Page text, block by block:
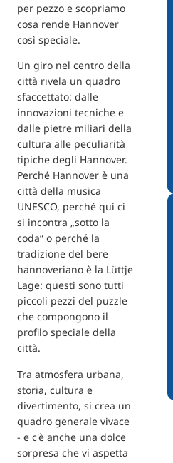
per pezzo e scopriamo
cosa rende Hannover
così speciale.
Un giro nel centro della
città rivela un quadro
sfaccettato: dalle
innovazioni tecniche e
dalle pietre miliari della
cultura alle peculiarità
tipiche degli Hannover.
Perché Hannover è una
città della musica
UNESCO, perché qui ci
si incontra „sotto la
coda“ o perché la
tradizione del bere
hannoveriano è la Lüttje
Lage: questi sono tutti
piccoli pezzi del puzzle
che compongono il
profilo speciale della
città.
Tra atmosfera urbana,
storia, cultura e
divertimento, si crea un
quadro generale vivace
- e c'è anche una dolce
sorpresa che vi aspetta